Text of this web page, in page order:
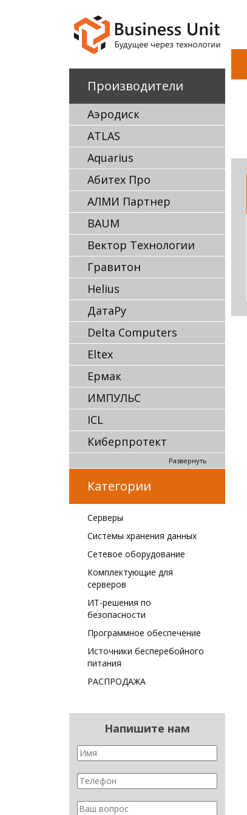
Производители
Аэродиск
ATLAS
Aquarius
Абитех Про
АЛМИ Партнер
BAUM
Вектор Технологии
Гравитон
Helius
ДатаРу
Delta Computers
Eltex
Ермак
ИМПУЛЬС
ICL
Киберпротект
Развернуть
Категории
Серверы
Системы хранения данных
Сетевое оборудование
Комплектующие для
серверов
ИТ-решения по
безопасности
Программное обеспечение
Источники бесперебойного
питания
РАСПРОДАЖА
Напишите нам